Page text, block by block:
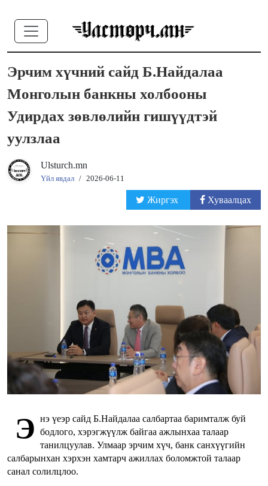
Эрчим хүчний сайд Б.Найдалаа
Монголын банкны холбооны
Удирдах зөвлөлийн гишүүдтэй
уулзлаа
Ulsturch.mn
Үйл явдал / 2026-06-11
Жиргэх Хуваалцах
Э нэ үеэр сайд Б.Найдалаа салбартаа баримталж буй
бодлого, хэрэгжүүлж байгаа ажлынхаа талаар
танилцуулав. Улмаар эрчим хүч, банк санхүүгийн
салбарынхан хэрхэн хамтарч ажиллах боломжтой талаар
санал солилцлоо.